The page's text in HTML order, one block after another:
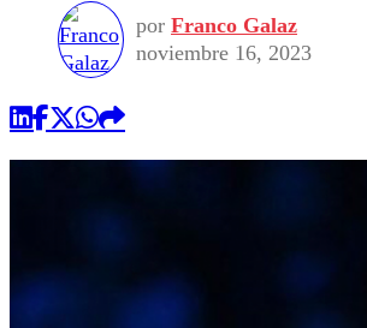
Seleccion Chilena
Torneo Internacional
Economía
Internacional
Publicaciones en medios
Opinión
por Franco Galaz
noviembre 16, 2023